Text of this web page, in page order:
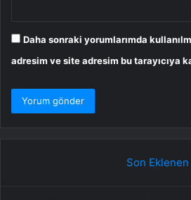
Daha sonraki yorumlarımda
adresim ve site adresim bu tarayıcıya
Son Eklenen